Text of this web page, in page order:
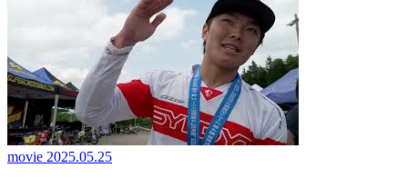
movie 2025.05.25